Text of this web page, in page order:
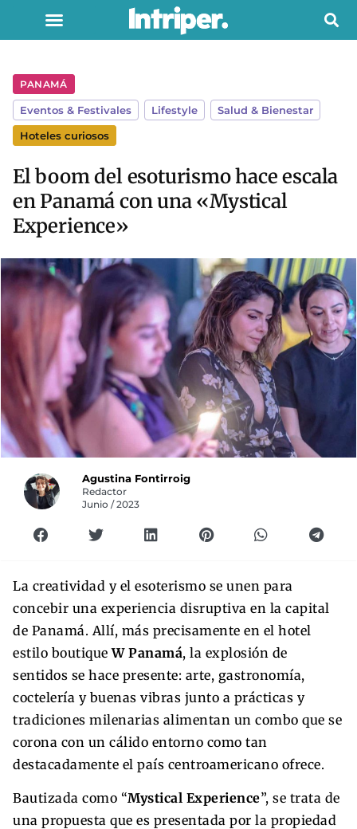
PANAMÁ
Eventos & Festivales Lifestyle
Salud & Bienestar
Hoteles curiosos
El boom del esoturismo hace escala
en Panamá con una «Mystical
Experience»
Agustina Fontirroig
Redactor
Junio / 2023
La creatividad y el esoterismo se unen para
concebir una experiencia disruptiva en la capital
de Panamá. Allí, más precisamente en el hotel
estilo boutiqueW Panamá, la explosión de
sentidos se hace presente: arte, gastronomía,
coctelería y buenas vibras junto a prácticas y
tradiciones milenarias alimentan un combo que se
corona con un cálido entorno como tan
destacadamente el país centroamericano ofrece.
Bautizada como “Mystical Experience”, se trata de
una propuesta que es presentada por la propiedad